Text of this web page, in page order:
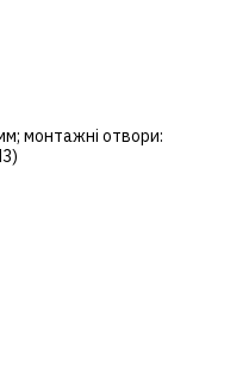
монтажні отвори: